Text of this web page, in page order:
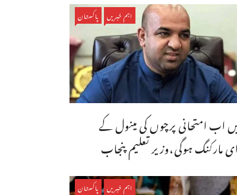
اہم خبریں پاکستان
اب امتحانی پرچوں کی مینول کے
مارکنگ ہوگی،وزیر تعلیم پنجاب
اہم خبریں پاکستان